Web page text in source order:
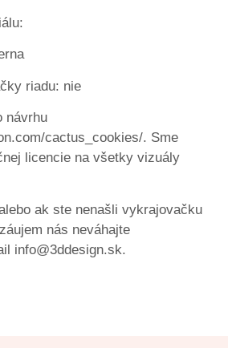
riadu: nie
návrhu
cactus_cookies/. Sme
licencie na všetky vizuály
ak ste nenašli vykrajovačku
nás neváhajte
info@3ddesign.sk.